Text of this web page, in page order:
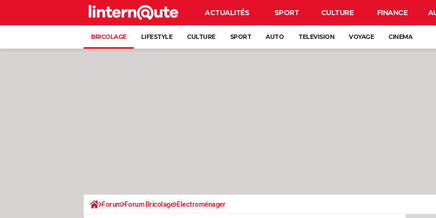
ACTUALITÉS SPORT CULTURE FINANCE
BRICOLAGE LIFESTYLE CULTURE SPORT AUTO TELEVISION VOYAGE CINEMA
Forum Forum Bricolage Electroménager